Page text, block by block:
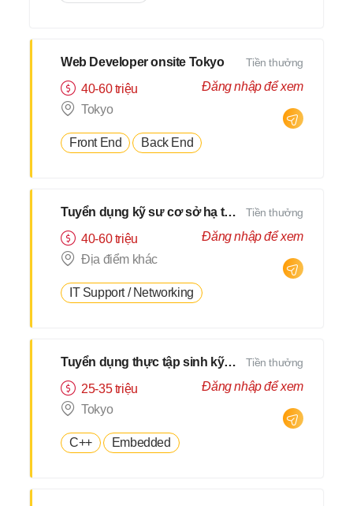
Web Developer onsite Tokyo
40-60 triệu
Tokyo
Front End Back End
Tiền thưởng
Đăng nhập để xem
Tuyển dụng kỹ sư cơ sở hạ tầng
40-60 triệu
Địa điểm khác
IT Support / Networking
Tiền thưởng
Đăng nhập để xem
Tuyển dụng thực tập sinh kỹ sư CNTT
25-35 triệu
Tokyo
C++ Embedded
Tiền thưởng
Đăng nhập để xem